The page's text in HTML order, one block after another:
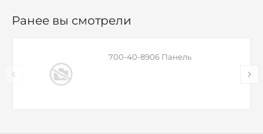
Ранее вы смотрели
700-40-8906 Панель